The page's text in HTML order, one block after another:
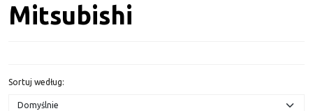
Mitsubishi
Sortuj według: